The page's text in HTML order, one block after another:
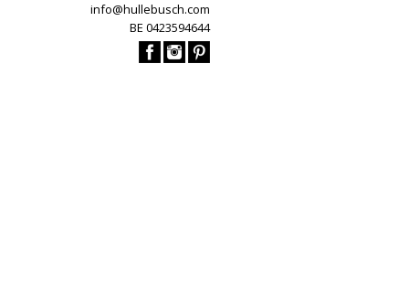
info@hullebusch.com
BE 0423594644